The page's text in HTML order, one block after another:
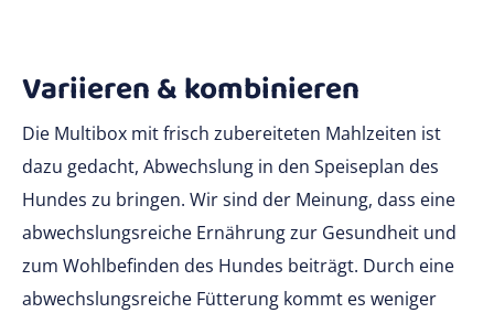
Variieren & kombinieren
Die Multibox mit frisch zubereiteten Mahlzeiten ist
dazu gedacht, Abwechslung in den Speiseplan des
Hundes zu bringen. Wir sind der Meinung, dass eine
abwechslungsreiche Ernährung zur Gesundheit und
zum Wohlbefinden des Hundes beiträgt. Durch eine
abwechslungsreiche Fütterung kommt es weniger